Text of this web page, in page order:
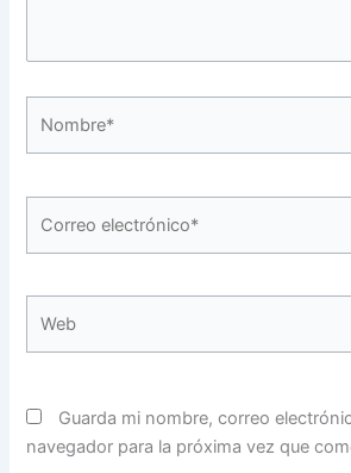
electrónico*
Guarda mi nombre, correo
navegador para la próxima vez que